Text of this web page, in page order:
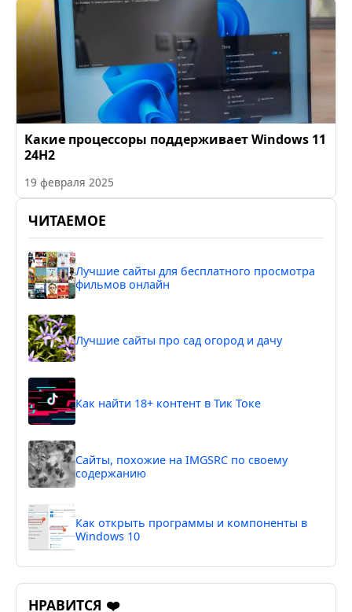
Какие процессоры поддерживает Windows 11
24H2
19 февраля 2025
ЧИТАЕМОЕ
Лучшие сайты для бесплатного просмотра
фильмов онлайн
Лучшие сайты про сад огород и дачу
Как найти 18+ контент в Тик Токе
Сайты, похожие на IMGSRC по своему
содержанию
Как открыть программы и компоненты в
Windows 10
НРАВИТСЯ ❤️